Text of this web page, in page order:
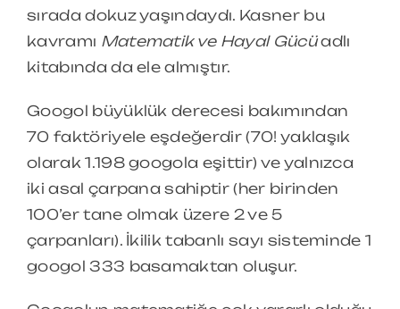
sırada dokuz yaşındaydı. Kasner bu
kavramı Matematik ve Hayal Gücüadlı
kitabında da ele almıştır.
Googol büyüklük derecesi bakımından
70 faktöriyele eşdeğerdir (70! yaklaşık
olarak 1.198 googola eşittir) ve yalnızca
iki asal çarpana sahiptir (her birinden
100’er tane olmak üzere 2 ve 5
çarpanları). İkilik tabanlı sayı sisteminde 1
googol 333 basamaktan oluşur.